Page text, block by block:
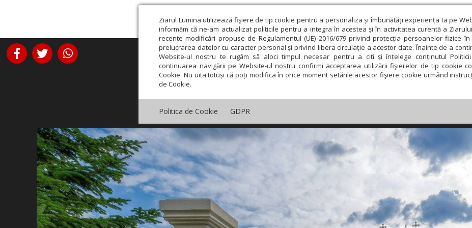
Ziarul Lumina utilizează fişiere de tip cookie pentru a personaliza și îmbunătăți experiența ta pe
informăm că ne-am actualizat politicile pentru a integra în acestea și în activitatea curentă a
recente modificări propuse de Regulamentul (UE) 2016/679 privind protecția persoanelor fizice
prelucrarea datelor cu caracter personal și privind libera circulație a acestor date. Înainte de a
Website-ul nostru te rugăm să aloci timpul necesar pentru a citi și înțelege conținutul
continuarea navigării pe Website-ul nostru confirmi acceptarea utilizării fişierelor de tip cookie
Cookie. Nu uita totuși că poți modifica în orice moment setările acestor fişiere cookie urmând
de Cookie.
Politica de Cookie GDPR